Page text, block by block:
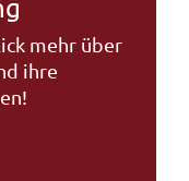
mehr über
ihre